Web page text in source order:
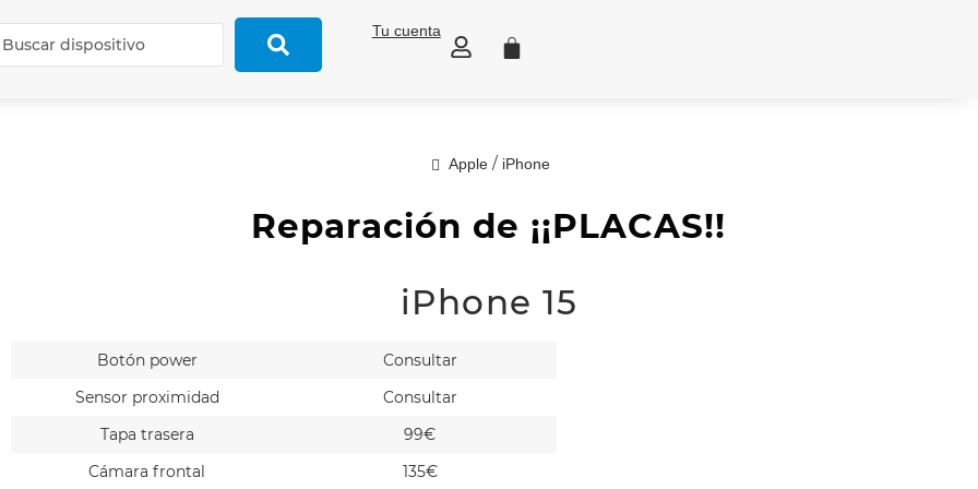
Tu cuenta
Apple/ iPhone
Reparación de ¡¡PLACAS!!
iPhone 15
Botón power
Consultar
Sensor proximidad
Consultar
Tapa trasera
99€
Cámara frontal
135€